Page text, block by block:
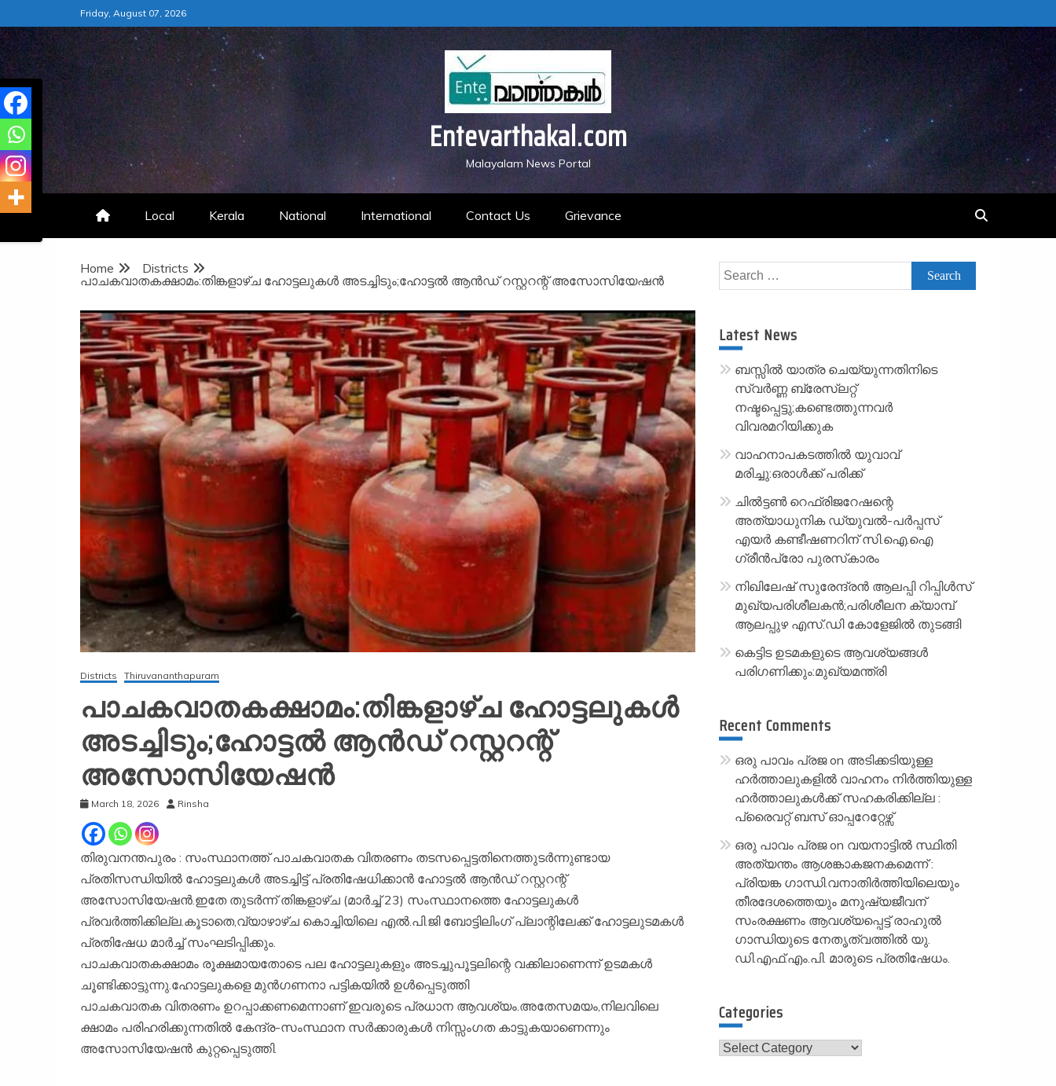
to
content
Friday, August 07, 2026
Entevarthakal.com
Malayalam News Portal
Local Kerala National International Contact Us Grievance
Home
Districts
പാചകവാതകക്ഷാമം:തിങ്കളാഴ്ച ഹോട്ടലുകൾ അടച്ചിടും;ഹോട്ടൽ ആൻഡ് റസ്റ്ററന്റ് അസോസിയേഷൻ
Districts Thiruvananthapuram
പാചകവാതകക്ഷാമം:തിങ്കളാഴ്ച ഹോട്ടലുകൾ
അടച്ചിടും;ഹോട്ടൽ ആൻഡ് റസ്റ്ററന്റ്
അസോസിയേഷൻ
March 18, 2026 Rinsha
തിരുവനന്തപുരം : സംസ്ഥാനത്ത് പാചകവാതക വിതരണം തടസപ്പെട്ടതിനെത്തുടർന്നുണ്ടായ
പ്രതിസന്ധിയിൽ ഹോട്ടലുകൾ അടച്ചിട്ട് പ്രതിഷേധിക്കാൻ ഹോട്ടൽ ആൻഡ് റസ്റ്ററന്റ്
അസോസിയേഷൻ.ഇതേ തുടർന്ന് തിങ്കളാഴ്ച (മാർച്ച് 23) സംസ്ഥാനത്തെ ഹോട്ടലുകൾ
പ്രവർത്തിക്കില്ല.കൂടാതെ,വ്യാഴാഴ്ച കൊച്ചിയിലെ എൽ.പി.ജി ബോട്ടിലിംഗ് പ്ലാന്റിലേക്ക് ഹോട്ടലുടമകൾ
പ്രതിഷേധ മാർച്ച് സംഘടിപ്പിക്കും.
പാചകവാതകക്ഷാമം രൂക്ഷമായതോടെ പല ഹോട്ടലുകളും അടച്ചുപൂട്ടലിന്റെ വക്കിലാണെന്ന് ഉടമകൾ
ചൂണ്ടിക്കാട്ടുന്നു.ഹോട്ടലുകളെ മുൻഗണനാ പട്ടികയിൽ ഉൾപ്പെടുത്തി
പാചകവാതക വിതരണം ഉറപ്പാക്കണമെന്നാണ് ഇവരുടെ പ്രധാന ആവശ്യം.അതേസമയം,നിലവിലെ
ക്ഷാമം പരിഹരിക്കുന്നതിൽ കേന്ദ്ര-സംസ്ഥാന സർക്കാരുകൾ നിസ്സംഗത കാട്ടുകയാണെന്നും
അസോസിയേഷൻ കുറ്റപ്പെടുത്തി.
Search
for:
Latest News
ബസ്സിൽ യാത്ര ചെയ്യുന്നതിനിടെ
സ്വർണ്ണ ബ്രേസ്‌ലറ്റ്
നഷ്ടപ്പെട്ടു;കണ്ടെത്തുന്നവർ
വിവരമറിയിക്കുക
വാഹനാപകടത്തിൽ യുവാവ്
മരിച്ചു:ഒരാൾക്ക് പരിക്ക്
ചിൽട്ടൺ റെഫ്രിജറേഷന്റെ
അത്യാധുനിക ഡ്യുവൽ-പർപ്പസ്
എയർ കണ്ടീഷണറിന് സി.ഐ.ഐ
ഗ്രീൻപ്രോ പുരസ്‌കാരം
നിഖിലേഷ് സുരേന്ദ്രൻ ആലപ്പി റിപ്പിൾസ്
മുഖ്യപരിശീലകൻ;പരിശീലന ക്യാമ്പ്
ആലപ്പുഴ എസ്.ഡി കോളേജിൽ തുടങ്ങി
കെട്ടിട ഉടമകളുടെ ആവശ്യങ്ങൾ
പരിഗണിക്കും:മുഖ്യമന്ത്രി
Recent Comments
ഒരു പാവം പ്രജon അടിക്കടിയുള്ള
ഹർത്താലുകളിൽ വാഹനം നിർത്തിയുള്ള
ഹർത്താലുകൾക്ക് സഹകരിക്കില്ല :
പ്രൈവറ്റ് ബസ് ഓപ്പറേറ്റേഴ്സ്
ഒരു പാവം പ്രജon വയനാട്ടിൽ സ്ഥിതി
അത്യന്തം ആശങ്കാകജനകമെന്ന് :
പ്രിയങ്ക ഗാന്ധി.വനാതിർത്തിയിലെയും
തീരദേശത്തെയും മനുഷ്യജീവന്
സംരക്ഷണം ആവശ്യപ്പെട്ട് രാഹുൽ
ഗാന്ധിയുടെ നേതൃത്വത്തിൽ യു.
ഡി.എഫ്.എം.പി. മാരുടെ പ്രതിഷേധം.
Categories
Categories